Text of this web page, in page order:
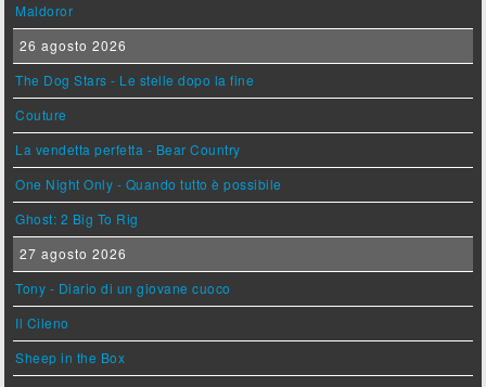
Maldoror
26 agosto 2026
The Dog Stars - Le stelle dopo la fine
Couture
La vendetta perfetta - Bear Country
One Night Only - Quando tutto è possibile
Ghost: 2 Big To Rig
27 agosto 2026
Tony - Diario di un giovane cuoco
Il Cileno
Sheep in the Box